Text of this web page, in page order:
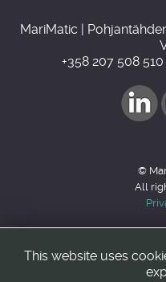
MariMatic |
+358 207 508
©
All
This website uses